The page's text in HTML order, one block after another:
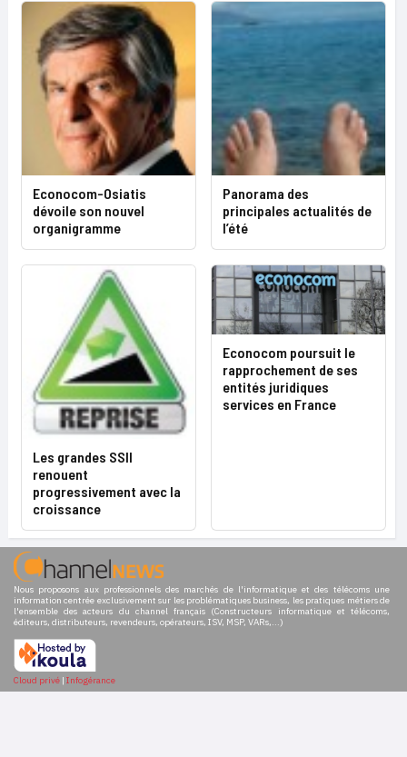
Econocom-Osiatis
dévoile son nouvel
organigramme
Panorama des
principales actualités de
l’été
Les grandes SSII
renouent
progressivement avec la
croissance
Econocom poursuit le
rapprochement de ses
entités juridiques
services en France
Nous proposons aux professionnels des marchés de l'informatique et des télécoms une
information centrée exclusivement sur les problématiques business, les pratiques métiers de
l'ensemble des acteurs du channel français (Constructeurs informatique et télécoms,
éditeurs, distributeurs, revendeurs, opérateurs, ISV, MSP, VARs,...)
Cloud privé | Infogérance